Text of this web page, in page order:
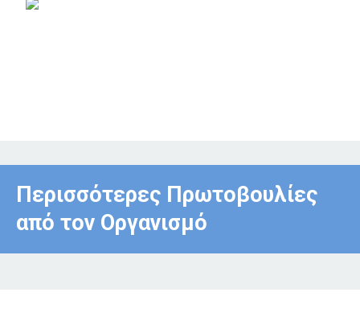
Περισσότερες Πρωτοβουλίες
από τον Οργανισμό